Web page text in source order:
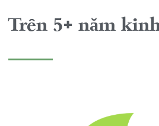
Trên 5+ năm